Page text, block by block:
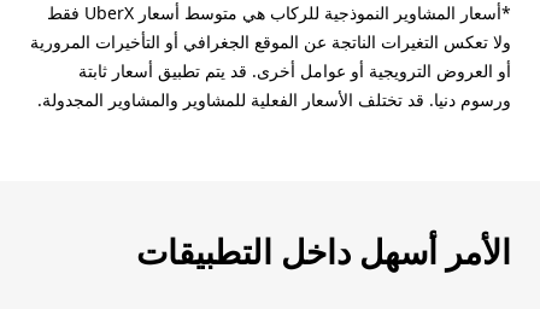
*أسعار المشاوير النموذجية للركاب هي متوسط أسعار UberX فقط
ولا تعكس التغيرات الناتجة عن الموقع الجغرافي أو التأخيرات المرورية
أو العروض الترويجية أو عوامل أخرى. قد يتم تطبيق أسعار ثابتة
ورسوم دنيا. قد تختلف الأسعار الفعلية للمشاوير والمشاوير المجدولة.
الأمر أسهل داخل التطبيقات